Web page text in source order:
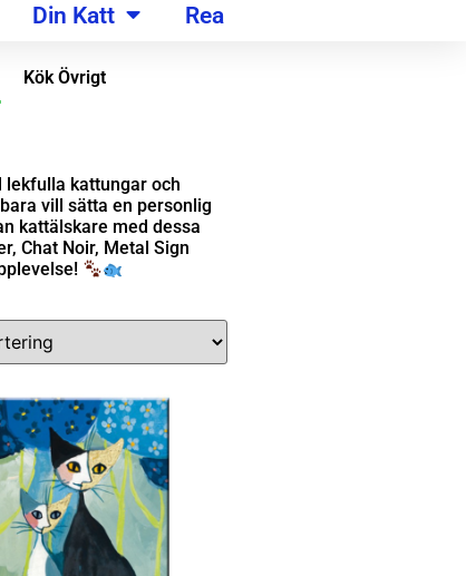
Din Katt Rea
Kök Övrigt
lekfulla kattungar och
vill sätta en personlig
kattälskare med dessa
Chat Noir, Metal Sign